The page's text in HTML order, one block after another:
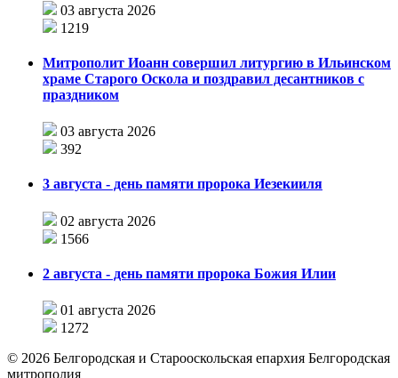
03 августа 2026
1219
Митрополит Иоанн совершил литургию в Ильинском
храме Старого Оскола и поздравил десантников с
праздником
03 августа 2026
392
3 августа - день памяти пророка Иезекииля
02 августа 2026
1566
2 августа - день памяти пророка Божия Илии
01 августа 2026
1272
© 2026 Белгородская и Старооскольская епархия Белгородская
митрополия